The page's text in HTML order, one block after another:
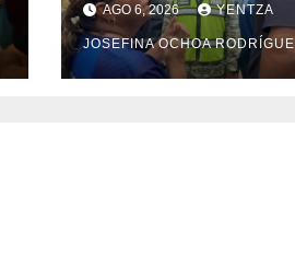
rehabilitación del
Hospitalito de
Mar
AGO 6, 2026 YENTZA
JOSEFINA OCHOA